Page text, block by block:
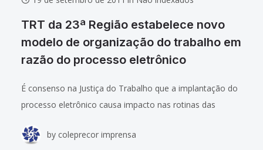
TRT da 23ª Região estabelece novo
modelo de organização do trabalho em
razão do processo eletrônico
É consenso na Justiça do Trabalho que a implantação do
processo eletrônico causa impacto nas rotinas das
fazer a transição da
by coleprecor imprensa